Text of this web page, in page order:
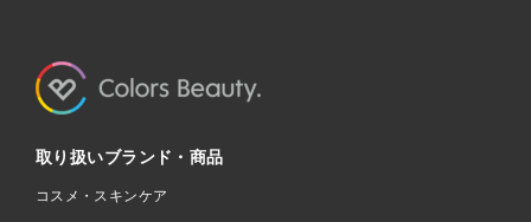
取り扱いブランド・商品
コスメ・スキンケア